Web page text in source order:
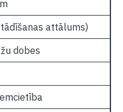
attālums)
dobes